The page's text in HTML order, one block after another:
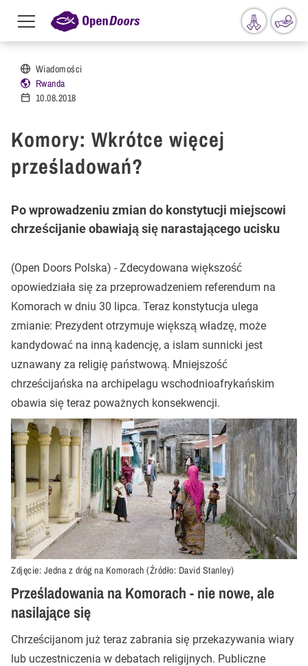
Przejdź do treści
Menu
toggle
Wiadomości
Rwanda
10.08.2018
Komory: Wkrótce więcej
prześladowań?
Po wprowadzeniu zmian do konstytucji miejscowi
chrześcijanie obawiają się narastającego ucisku
(Open Doors Polska) - Zdecydowana większość
opowiedziała się za przeprowadzeniem referendum na
Komorach w dniu 30 lipca. Teraz konstytucja ulega
zmianie: Prezydent otrzymuje większą władzę, może
kandydować na inną kadencję, a islam sunnicki jest
uznawany za religię państwową. Mniejszość
chrześcijańska na archipelagu wschodnioafrykańskim
obawia się teraz poważnych konsekwencji.
Zdjęcie: Jedna z dróg na Komorach (Źródło: David Stanley)
Prześladowania na Komorach - nie nowe, ale
nasilające się
Chrześcijanom już teraz zabrania się przekazywania wiary
lub uczestniczenia w debatach religijnych. Publiczne